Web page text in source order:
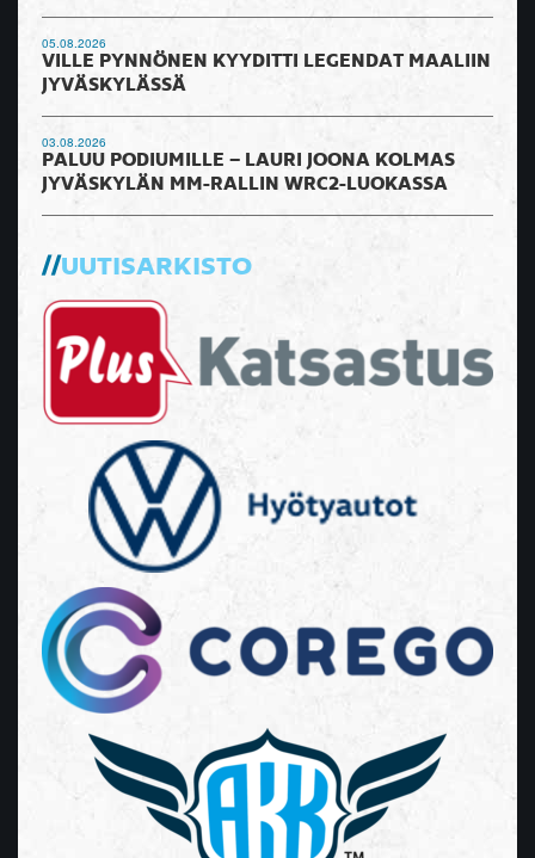
05.08.2026
VILLE PYNNÖNEN KYYDITTI LEGENDAT MAALIIN
JYVÄSKYLÄSSÄ
03.08.2026
PALUU PODIUMILLE – LAURI JOONA KOLMAS
JYVÄSKYLÄN MM-RALLIN WRC2-LUOKASSA
UUTISARKISTO